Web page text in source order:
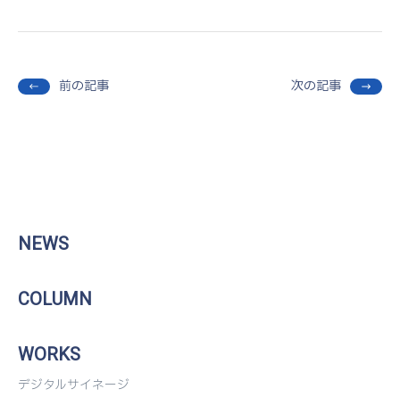
前の記事 次の記事
NEWS
COLUMN
WORKS
デジタルサイネージ